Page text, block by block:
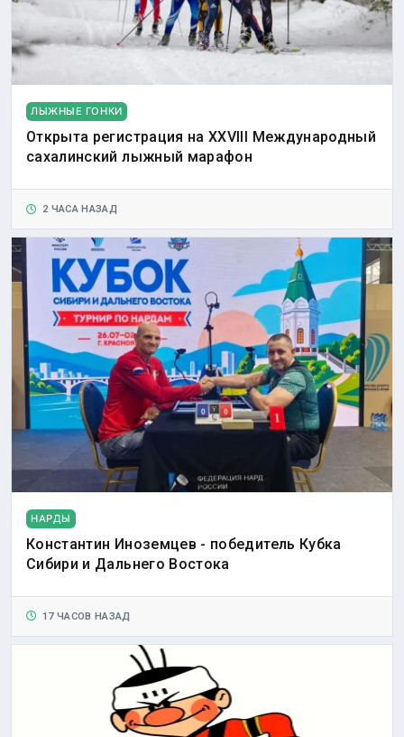
ЛЫЖНЫЕ ГОНКИ
Открыта регистрация на XXVIII Международный
сахалинский лыжный марафон
2 ЧАСА НАЗАД
НАРДЫ
Константин Иноземцев - победитель Кубка
Сибири и Дальнего Востока
17 ЧАСОВ НАЗАД